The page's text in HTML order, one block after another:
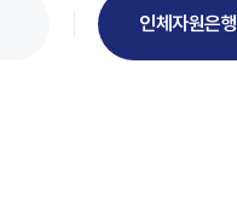
인체자원은